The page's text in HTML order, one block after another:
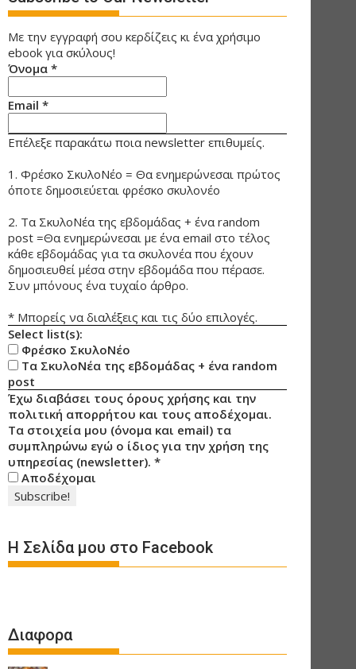
Με την εγγραφή σου κερδίζεις κι ένα χρήσιμο
ebook για σκύλους!
Όνομα *
Email *
Επέλεξε παρακάτω ποια newsletter επιθυμείς.
1. Φρέσκο ΣκυλοΝέο = Θα ενημερώνεσαι πρώτος
όποτε δημοσιεύεται φρέσκο σκυλονέο
2. Τα ΣκυλοΝέα της εβδομάδας + ένα random
post =Θα ενημερώνεσαι με ένα email στο τέλος
κάθε εβδομάδας για τα σκυλονέα που έχουν
δημοσιευθεί μέσα στην εβδομάδα που πέρασε.
Συν μπόνους ένα τυχαίο άρθρο.
* Μπορείς να διαλέξεις και τις δύο επιλογές.
Select list(s):
Φρέσκο ΣκυλοΝέο
Τα ΣκυλοΝέα της εβδομάδας + ένα random
post
Έχω διαβάσει τους όρους χρήσης και την
πολιτική απορρήτου και τους αποδέχομαι.
Τα στοιχεία μου (όνομα και email) τα
συμπληρώνω εγώ ο ίδιος για την χρήση της
υπηρεσίας (newsletter). *
Αποδέχομαι
Η Σελίδα μου στο Facebook
Διαφορα